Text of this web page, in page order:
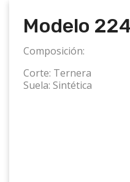
Modelo
Composición:
Corte: Ternera
Suela: Sintética